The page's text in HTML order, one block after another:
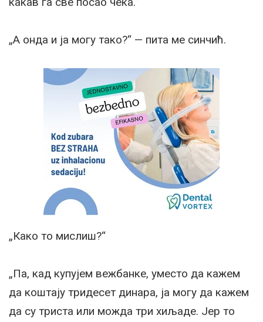
„А онда и ја могу тако?“ — пита ме синчић.
„Како то мислиш?“
„Па, кад купујем вежбанке, уместо да кажем
да коштају тридесет динара, ја могу да кажем
да су триста или можда три хиљаде. Јер то